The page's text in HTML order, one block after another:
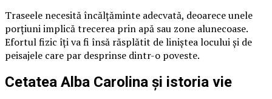
Traseele necesită încălțăminte adecvată, deoarece unele
porțiuni implică trecerea prin apă sau zone alunecoase.
Efortul fizic îți va fi însă răsplătit de liniștea locului și de
peisajele care par desprinse dintr-o poveste.
Cetatea Alba Carolina și istoria vie